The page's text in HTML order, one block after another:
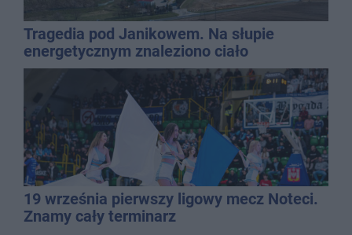
Tragedia pod Janikowem. Na słupie
energetycznym znaleziono ciało
mężczyzny
19 września pierwszy ligowy mecz Noteci.
Znamy cały terminarz